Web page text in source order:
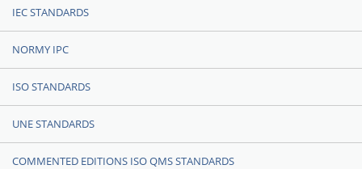
IEC STANDARDS
NORMY IPC
ISO STANDARDS
UNE STANDARDS
COMMENTED EDITIONS ISO QMS STANDARDS